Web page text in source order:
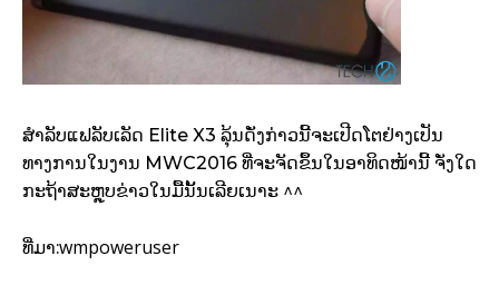
ສຳລັບແຟລັບເລັດ Elite X3 ລຸ້ນດັ່ງກ່າວນີ້ຈະເປີດໂຕຢ່າງເປັນ
ທາງການໃນງານ MWC2016 ທີ່ຈະຈັດຂຶ້ນໃນອາທິດໜ້ານີ້ ຈັ່ງໃດ
ກະຖ້າສະຫຼຸບຂ່າວໃນມື້ນັ້ນເລີຍເນາະ ^^
ທີ່ມາ:wmpoweruser